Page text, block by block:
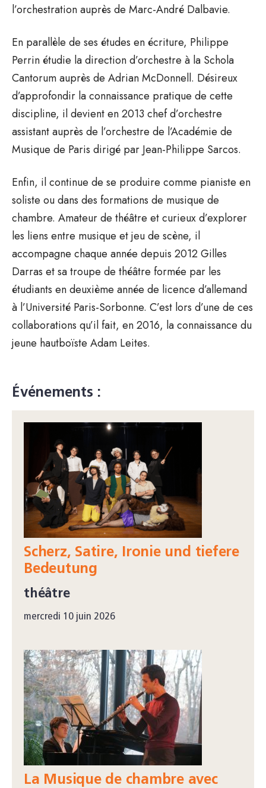
l’orchestration auprès de Marc-André Dalbavie.
En parallèle de ses études en écriture, Philippe
Perrin étudie la direction d’orchestre à la Schola
Cantorum auprès de Adrian McDonnell. Désireux
d’approfondir la connaissance pratique de cette
discipline, il devient en 2013 chef d’orchestre
assistant auprès de l’orchestre de l’Académie de
Musique de Paris dirigé par Jean-Philippe Sarcos.
Enfin, il continue de se produire comme pianiste en
soliste ou dans des formations de musique de
chambre. Amateur de théâtre et curieux d’explorer
les liens entre musique et jeu de scène, il
accompagne chaque année depuis 2012 Gilles
Darras et sa troupe de théâtre formée par les
étudiants en deuxième année de licence d’allemand
à l’Université Paris-Sorbonne. C’est lors d’une de ces
collaborations qu’il fait, en 2016, la connaissance du
jeune hautboïste Adam Leites.
Événements :
Scherz, Satire, Ironie und tiefere
Bedeutung
théâtre
mercredi 10 juin 2026
La Musique de chambre avec